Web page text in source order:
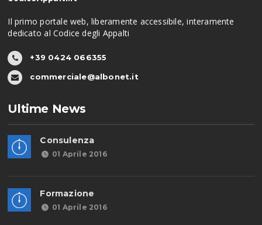
Il primo portale web, liberamente accessibile, interamente
dedicato al Codice degli Appalti
+39 0424 066355
commerciale@albonet.it
Ultime News
Consulenza
01 Aprile 2016
Formazione
01 Aprile 2016